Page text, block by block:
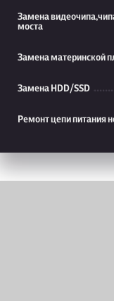
Замена
моста
Замена материнской
Замена HDD/SSD
Ремонт цепи питания